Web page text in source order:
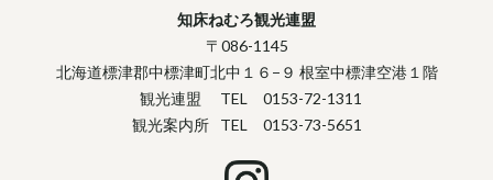
知床ねむろ観光連盟
〒086-1145
北海道標津郡中標津町北中１６−９ 根室中標津空港１階
観光連盟
TEL 0153-72-1311
観光案内所
TEL 0153-73-5651